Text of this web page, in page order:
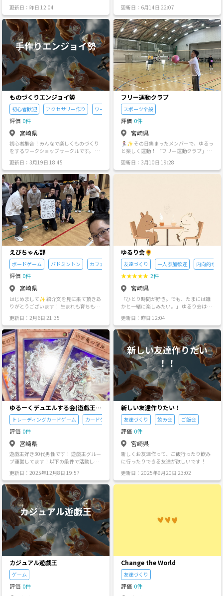
進められない ◎集中力が続かない 私も含
めそんな方々が半強制的に作業を進めら
れるような場所🌳 私自身も一人だと、Yo
uTubeを見てしまったり何か別のことを
して時間を溶かしてしまいがちなので、
自分のためにもこのような場所があった
らいいなあと思い作りました😊 ⭐️主に
黙々作業場になります
更新日：昨日 12:04
更新日：6月14日 22:07
ものづくりエンジョイ勢
初心者歓迎 アクセサリー作り ワークショップ
評価 0件
宮崎県
初心者集合！みんなで楽しくものづくり
をするワークショップサークルです。 主
いものをどんどん作っていきましょう！
この服装に合うアクセサリーを作りた
い、このパッケージを使ってキーホルダ
ーを作りたい、この着物に合う半衿を作
りたい、この推しモチーフのアクセサリ
ーを作りたいなど、色んなテーマでイベ
ントを企画しますので、気軽にお集まり
ください！
更新日：3月19日 18:45
フリー運動クラブ
スポーツ全般
評価 0件
宮崎県
🏃‍♀️✨ その日集まったメンバーで、ゆるっ
と楽しく運動！ 「フリー運動クラブ」
る、気軽な“その場スポーツ”コミュニテ
ィです。 🟢「今日は何する？」は、その
ち同士でも大歓迎 ✔ 道具がなくても、手
ぶらでも参加OK（用意しています） ✔
途中参加・途中退出も自由 ✔ 初めて会っ
た人とも自然に会話が生まれる運動時間
⸻ 🌱 「運動するつもりじゃなかった
けど、ちょっと身体を動かしてみたくな
った」 そんな気分になったら、フリー運
動クラブにぜひ。 その日、その場所に集
まった人たちで、 気まぐれに、自由に、
今日だけのクラブ活動をはじめましょ
う。
更新日：3月10日 19:28
えびちゃん部
ボードゲーム バドミントン カフェ会
評価 0件
宮崎県
はじめまして✨ 紹介文を見に来て頂きあ
りがとうございます！ 生まれも育ちも宮
録しました！ 一期一会、一つ一つの出会
いを大切に！ そんな感じでやってます！
1992年生まれの男の子です🙆‍♂️ 恋愛対象
が男性のゲイです✨😆 サークルは主にボ
ードゲームで、 たまに、バドミントン、
ミニバレー なんかもやってます！🏐 最近
ハマっていることは、テニス、バド、 手
芸、カフェ巡り、筋トレです！🏸 大人数
でイベント！2人でカフェでおしゃべり♪
なんでも好きなので、気が合う人いたら
一緒に遊びましょう！
更新日：2月6日 21:35
ゆるり会🌻
友達づくり 一人参加歓迎 内向的な人
★★★★★ 2件
宮崎県
「ひとり時間が好き。でも、たまには誰
かと一緒に楽しみたい。」 ゆるり会は、
のコミュニティ。 無理せず、比べず、自
分のペースで。 行きたいけど1人じゃち
ょっと…という場所も、みんなで“ゆる
り”と楽しもう🌿
更新日：昨日 12:04
ゆるーくデュエルする会(遊戯王、
デュエマ)
トレーディングカードゲーム カードゲーム ゲーム
評価 0件
宮崎県
遊戯王好き30代男性です！ 遊戯王グルー
プ運営してます！以下の条件で活動して
ろ カドショ、カラオケ等 ○メンバー人
数 13人 ○遊ぶ日程 いつでも(メンバ
ーの都合合い次第) 興味ある方メッセ下さ
い！
更新日：2025年12月8日 19:57
新しい友達作りたい！
友達づくり 飲み会 ご飯会
評価 0件
宮崎県
新しくお友達作って、ご飯行ったり飲み
に行ったりできる友達が欲しいです！
更新日：2025年9月20日 23:02
カジュアル遊戯王
ゲーム
評価 0件
Change the World
友達づくり
評価 0件